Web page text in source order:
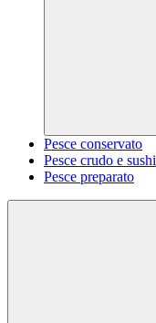
Pesce conservato
Pesce crudo e sushi
Pesce preparato